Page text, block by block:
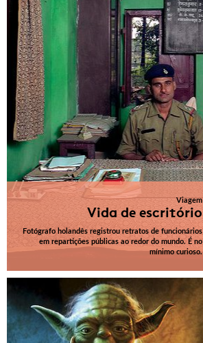
Viagem
Vida de escritório
Fotógrafo holandês registrou retratos de funcionários
em repartições públicas ao redor do mundo. É no
mínimo curioso.